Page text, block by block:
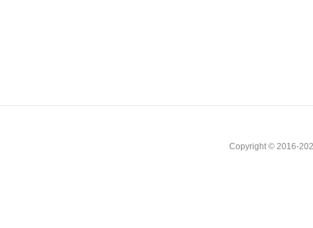
Copyright © 2016-